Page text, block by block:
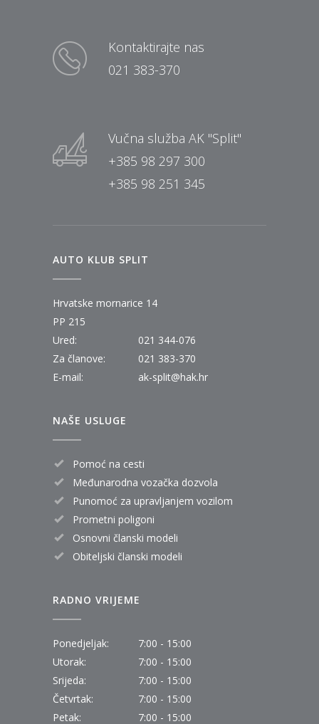
Kontaktirajte nas
021 383-370
Vučna služba AK "Split"
+385 98 297 300
+385 98 251 345
AUTO KLUB SPLIT
Hrvatske mornarice 14
PP 215
Ured:
021 344-076
Za članove:
021 383-370
E-mail:
ak-split@hak.hr
NAŠE USLUGE
Pomoć na cesti
Međunarodna vozačka dozvola
Punomoć za upravljanjem vozilom
Prometni poligoni
Osnovni članski modeli
Obiteljski članski modeli
RADNO VRIJEME
Ponedjeljak:
7:00 - 15:00
Utorak:
7:00 - 15:00
Srijeda:
7:00 - 15:00
Četvrtak:
7:00 - 15:00
Petak:
7:00 - 15:00